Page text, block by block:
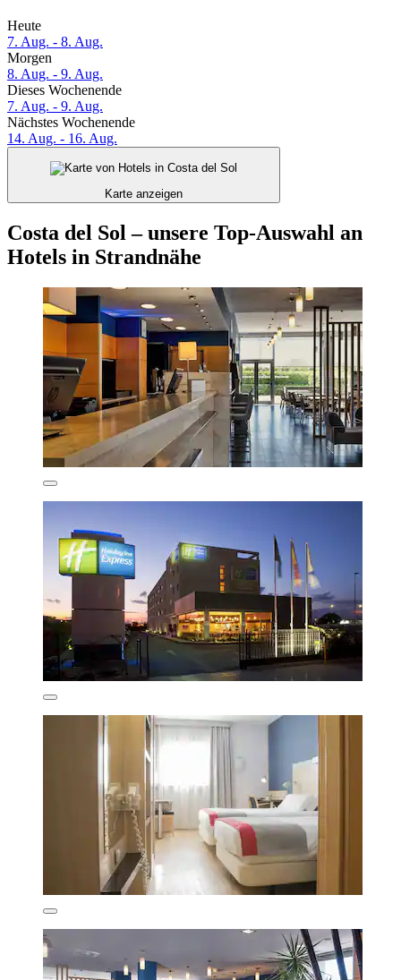
Heute
7. Aug. - 8. Aug.
Morgen
8. Aug. - 9. Aug.
Dieses Wochenende
7. Aug. - 9. Aug.
Nächstes Wochenende
14. Aug. - 16. Aug.
Karte anzeigen
Costa del Sol – unsere Top-Auswahl an
Hotels in Strandnähe